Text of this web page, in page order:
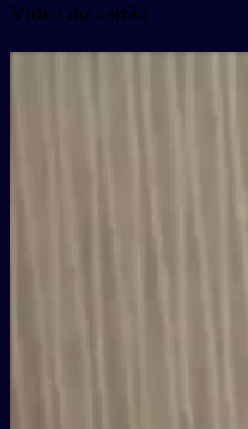
Vídeo do cartão